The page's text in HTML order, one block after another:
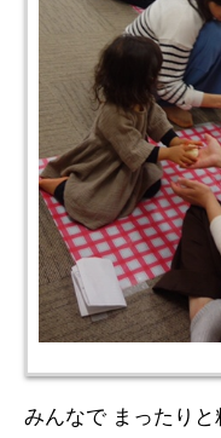
みんなで まったり